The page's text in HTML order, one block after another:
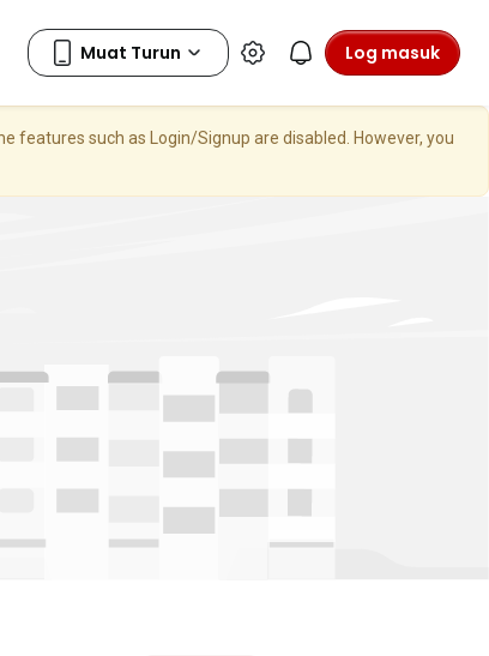
Log masuk
features such as Login/Signup are disabled. However, you